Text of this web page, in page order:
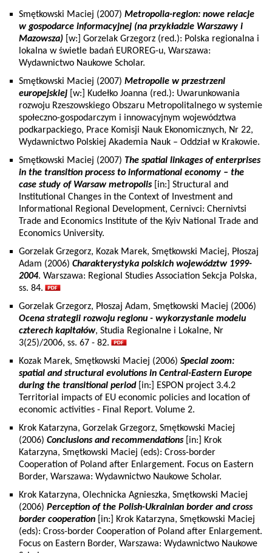
Smętkowski Maciej (2007) Metropolia-region: nowe relacje
w gospodarce informacyjnej (na przykładzie Warszawy i
Mazowsza) [w:] Gorzelak Grzegorz (red.): Polska regionalna i
lokalna w świetle badań EUROREG-u, Warszawa:
Wydawnictwo Naukowe Scholar.
Smętkowski Maciej (2007) Metropolie w przestrzeni
europejskiej [w:] Kudełko Joanna (red.): Uwarunkowania
rozwoju Rzeszowskiego Obszaru Metropolitalnego w systemie
społeczno-gospodarczym i innowacyjnym województwa
podkarpackiego, Prace Komisji Nauk Ekonomicznych, Nr 22,
Wydawnictwo Polskiej Akademia Nauk – Oddział w Krakowie.
Smętkowski Maciej (2007) The spatial linkages of enterprises
in the transition process to informational economy – the
case study of Warsaw metropolis[in:] Structural and
Institutional Changes in the Context of Investment and
Informational Regional Development, Cernivci: Chernivtsi
Trade and Economics Institute of the Kyiv National Trade and
Economics University.
Gorzelak Grzegorz, Kozak Marek, Smętkowski Maciej, Płoszaj
Adam (2006) Charakterystyka polskich województw 1999-
2004. Warszawa: Regional Studies Association Sekcja Polska,
ss. 84.
Gorzelak Grzegorz, Płoszaj Adam, Smętkowski Maciej (2006)
Ocena strategii rozwoju regionu - wykorzystanie modelu
czterech kapitałów, Studia Regionalne i Lokalne, Nr
3(25)/2006, ss. 67 - 82.
Kozak Marek, Smętkowski Maciej (2006) Special zoom:
spatial and structural evolutions in Central-Eastern Europe
during the transitional period[in:] ESPON project 3.4.2
Territorial impacts of EU economic policies and location of
economic activities - Final Report. Volume 2.
Krok Katarzyna, Gorzelak Grzegorz, Smętkowski Maciej
(2006) Conclusions and recommendations[in:] Krok
Katarzyna, Smętkowski Maciej (eds): Cross-border
Cooperation of Poland after Enlargement. Focus on Eastern
Border, Warszawa: Wydawnictwo Naukowe Scholar.
Krok Katarzyna, Olechnicka Agnieszka, Smętkowski Maciej
(2006) Perception of the Polish-Ukrainian border and cross
border cooperation [in:] Krok Katarzyna, Smętkowski Maciej
(eds): Cross-border Cooperation of Poland after Enlargement.
Focus on Eastern Border, Warszawa: Wydawnictwo Naukowe